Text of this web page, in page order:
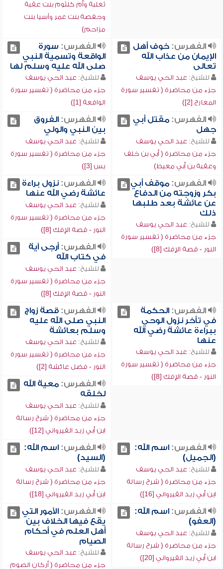
ثعلبة وأم كلثوم بنت عقبة
وحفصة بنت عمر وآسيا بنت
مزاحم)
الفهرس:خوف أهل
الإيمان من عذاب الله
تعالى
للشيخ: عبد الحي يوسف
جزء من محاضرة ( تفسير سورة
المعارج [2])
الفهرس: سورة
الواقعة وتسمية النبي
صلى الله عليه وسلم لها
للشيخ: عبد الحي يوسف
جزء من محاضرة ( تفسير سورة
الواقعة [1])
الفهرس:مقتل أبي
جهل
للشيخ: عبد الحي يوسف
جزء من محاضرة ( أبي بن خلف
وعقبة بن أبي معيط)
الفهرس:الفروق
بين النبي والولي
للشيخ: عبد الحي يوسف
جزء من محاضرة ( تفسير سورة
يس [3])
الفهرس:موقف أبي
بكر وزوجته من الدفاع
عن عائشة بعد طلبها
ذلك
للشيخ: عبد الحي يوسف
جزء من محاضرة ( تفسير سورة
النور - قصة الإفك [8])
الفهرس:نزول براءة
عائشة رضي الله عنها
للشيخ: عبد الحي يوسف
جزء من محاضرة ( تفسير سورة
النور - قصة الإفك [8])
الفهرس:أرجى آية
في كتاب الله
للشيخ: عبد الحي يوسف
جزء من محاضرة ( تفسير سورة
النور - قصة الإفك [8])
الفهرس:الحكمة
في تأخر نزول الوحي
ببراءة عائشة رضي الله
عنها
للشيخ: عبد الحي يوسف
جزء من محاضرة ( تفسير سورة
النور - قصة الإفك [8])
الفهرس:قصة زواج
النبي صلى الله عليه
وسلم بعائشة
للشيخ: عبد الحي يوسف
جزء من محاضرة ( تفسير سورة
النور - فضل عائشة [2])
الفهرس:معية الله
لخلقه
للشيخ: عبد الحي يوسف
جزء من محاضرة ( شرح رسالة
ابن أبي زيد القيرواني [12])
الفهرس:اسم الله:
(الجميل)
للشيخ: عبد الحي يوسف
جزء من محاضرة ( شرح رسالة
ابن أبي زيد القيرواني [16])
الفهرس:اسم الله:
(السيد)
للشيخ: عبد الحي يوسف
جزء من محاضرة ( شرح رسالة
ابن أبي زيد القيرواني [18])
الفهرس:اسم الله:
(العفو)
للشيخ: عبد الحي يوسف
جزء من محاضرة ( شرح رسالة
ابن أبي زيد القيرواني [20])
الفهرس:الأمور التي
يقع فيها الخلاف بين
أهل العلم في أحكام
الصيام
للشيخ: عبد الحي يوسف
جزء من محاضرة ( أركان الصوم